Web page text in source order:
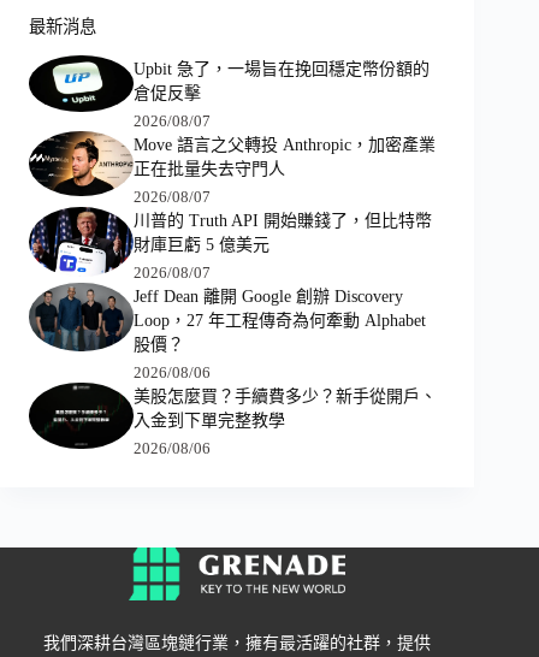
最新消息
Upbit 急了，一場旨在挽回穩定幣份額的
倉促反擊
2026/08/07
Move 語言之父轉投 Anthropic，加密產業
正在批量失去守門人
2026/08/07
川普的 Truth API 開始賺錢了，但比特幣
財庫巨虧 5 億美元
2026/08/07
Jeff Dean 離開 Google 創辦 Discovery
Loop，27 年工程傳奇為何牽動 Alphabet
股價？
2026/08/06
美股怎麼買？手續費多少？新手從開戶、
入金到下單完整教學
2026/08/06
我們深耕台灣區塊鏈行業，擁有最活躍的社群，提供